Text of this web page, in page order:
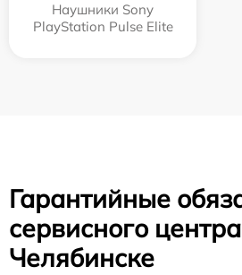
Наушники Sony
PlayStation Pulse Elite
Гарантийные
сервисного
Челябинске